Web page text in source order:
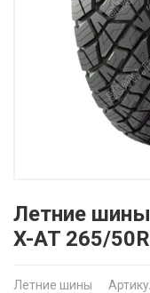
Летние
X-AT 265/
Летние шины